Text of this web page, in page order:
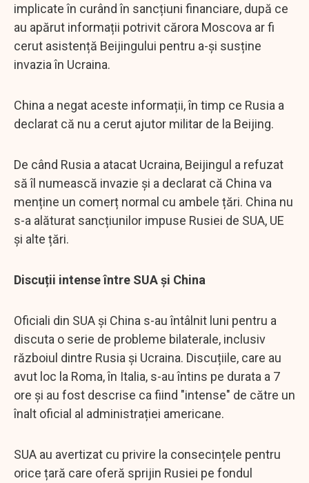
implicate în curând în sancțiuni financiare, după ce
au apărut informații potrivit cărora Moscova ar fi
cerut asistență Beijingului pentru a-și susține
invazia în Ucraina.
China a negat aceste informații, în timp ce Rusia a
declarat că nu a cerut ajutor militar de la Beijing.
De când Rusia a atacat Ucraina, Beijingul a refuzat
să îl numească invazie și a declarat că China va
menține un comerț normal cu ambele țări. China nu
s-a alăturat sancțiunilor impuse Rusiei de SUA, UE
și alte țări.
Discuții intense între SUA și China
Oficiali din SUA și China s-au întâlnit luni pentru a
discuta o serie de probleme bilaterale, inclusiv
războiul dintre Rusia și Ucraina. Discuțiile, care au
avut loc la Roma, în Italia, s-au întins pe durata a 7
ore și au fost descrise ca fiind "intense" de către un
înalt oficial al administrației americane.
SUA au avertizat cu privire la consecințele pentru
orice țară care oferă sprijin Rusiei pe fondul